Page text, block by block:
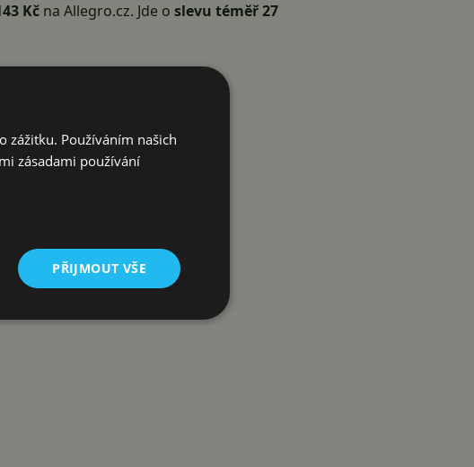
Kč na Allegro.cz. Jde o slevu téměř 27
zážitku. Používáním našich
zásadami používání
PŘIJMOUT VŠE